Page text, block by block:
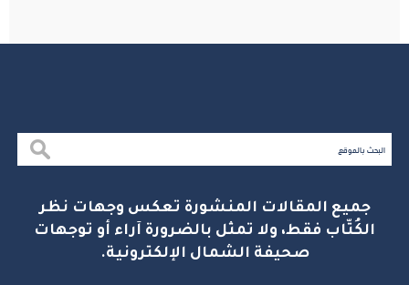
جميع المقالات المنشورة تعكس وجهات نظر
الكُتّاب فقط، ولا تمثل بالضرورة آراء أو توجهات
صحيفة الشمال الإلكترونية.